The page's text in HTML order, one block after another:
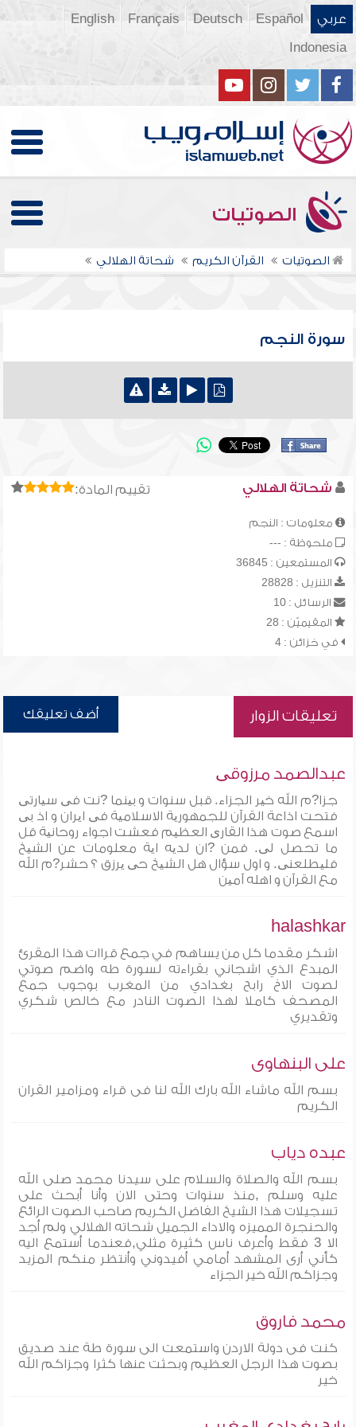
عربي Español
Deutsch
Français
English
Indonesia
الصوتيات
الصوتيات القرآن الكريم شحاتة الهلالي
سورة النجم
تقييم المادة: شحاتة الهلالي
معلومات : النجم
ملحوظة : ---
المستمعين : 36845
التنزيل : 28828
الرسائل : 10
المقيميّن : 28
في خزائن : 4
تعليقات الزوار أضف تعليقك
عبدالصمد مرزوقی
جزا?م الله خیر الجزاء. قبل سنوات و بینما ?نت فی سیارتی
فتحت اذاعة القرآن للجمهوریة الاسلامیة فی ایران و اذ بی
اسمع صوت هذا القاری العظیم فعشت اجواء روحانیة قل
ما تحصل لی. فمن ?ان لدیه ایة معلومات عن الشیخ
فلیطلعنی. و اول سؤال هل الشیخ حی یرزق ؟ حشر?م الله
مع القرآن و اهله آمین
halashkar
اشكر مقدما كل من يساهم في جمع قراات هذا المقرئ
المبدع الذي اشجاني بقراءته لسورة طه واضم صوتي
لصوت الاخ رابح بغدادي من المغرب بوجوب جمع
المصحف كاملا لهذا الصوت النادر مع خالص شكري
وتقديري
على البنهاوى
بسم الله ماشاء الله بارك الله لنا فى قراء ومزامير القران
الكريم
عبده دياب
بسم الله والصلاة والسلام على سيدنا محمد صلى الله
عليه وسلم ,منذ سنوات وحتى الان وأنا أبحث على
تسجيلات هذا الشيخ الفاضل الكريم صاحب الصوت الرائع
والحنجرة المميزه والاداء الجميل شحاته الهلالي ولم أجد
الا 3 فقط وأعرف ناس كثيرة مثلي,فعندما أستمع اليه
كأني أرى المشهد أمامي أفيدوني وأنتظر منكم المزيد
وجزاكم الله خير الجزاء
محمد فاروق
كنت فى دولة الاردن واستمعت الى سورة طة عند صديق
بصوت هذا الرجل العظيم وبحثت عنها كثرا وجزاكم الله
خير